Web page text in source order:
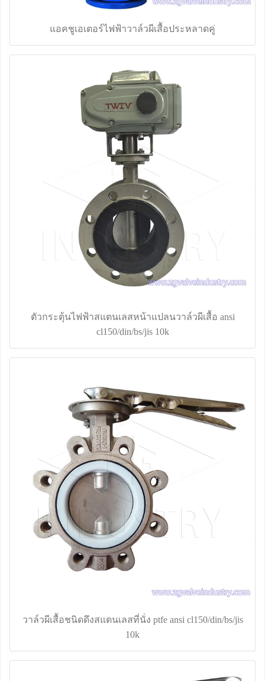
แอคชูเอเตอร์ไฟฟ้าวาล์วผีเสื้อประหลาดคู่
ตัวกระตุ้นไฟฟ้าสแตนเลสหน้าแปลนวาล์วผีเสื้อ ansi
cl150/din/bs/jis 10k
วาล์วผีเสื้อชนิดดึงสแตนเลสที่นั่ง ptfe ansi cl150/din/bs/jis
10k